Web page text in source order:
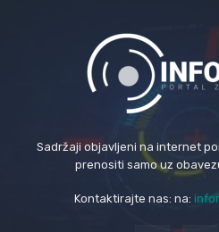
Sadržaji objavljeni na internet
prenositi samo uz
Kontaktirajte nas: na: